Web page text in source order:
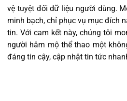
vệ tuyệt đối dữ liệu người dùng.
minh bạch, chỉ phục vụ mục đích
tin. Với cam kết này, chúng tôi
người hâm mộ thể thao một
đáng tin cậy, cập nhật tin tức